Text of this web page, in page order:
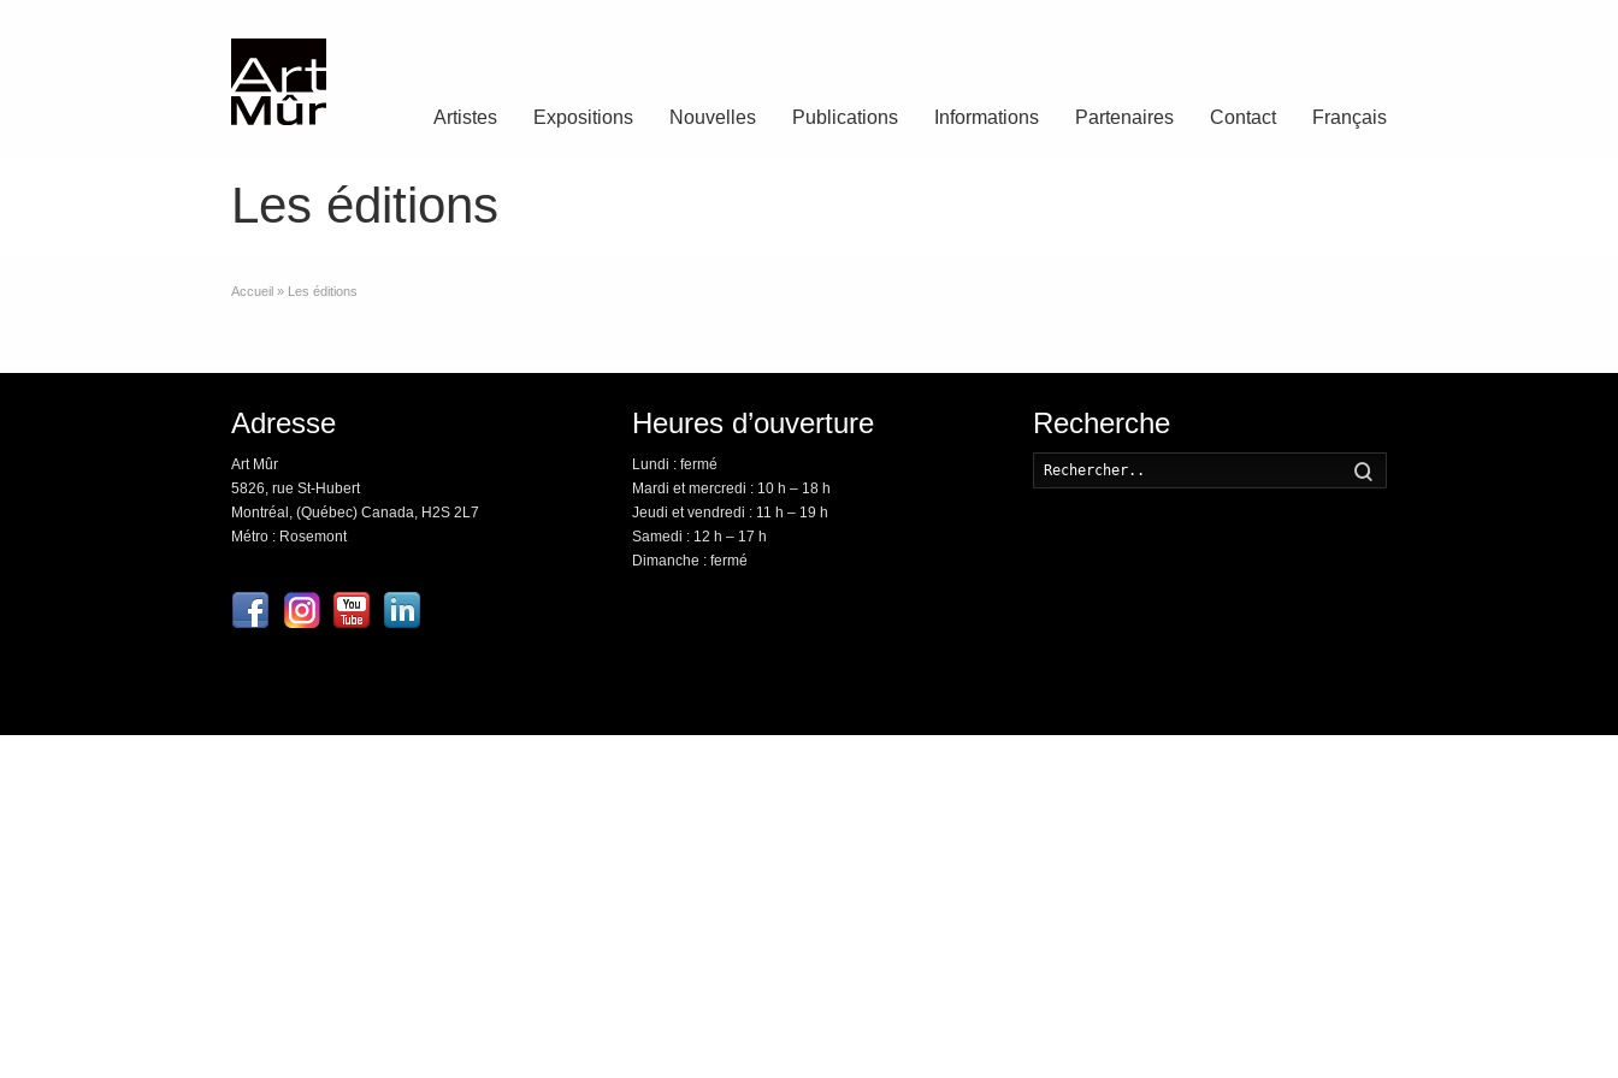
Artistes Expositions Nouvelles Publications Informations Partenaires Contact Français
Les éditions
Accueil » Les éditions
Adresse
Art Mûr
5826, rue St-Hubert
Montréal, (Québec) Canada, H2S 2L7
Métro : Rosemont
Heures d’ouverture
Lundi : fermé
Mardi et mercredi : 10 h – 18 h
Jeudi et vendredi : 11 h – 19 h
Samedi : 12 h – 17 h
Dimanche : fermé
Recherche